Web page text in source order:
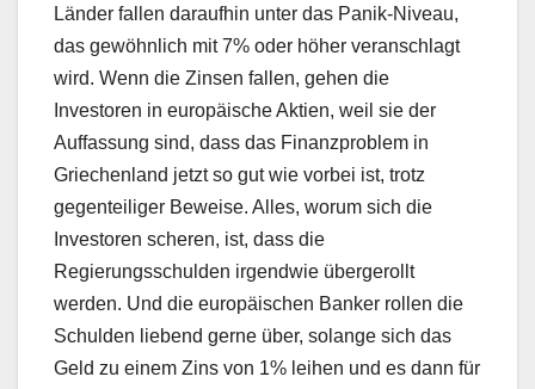
Länder fallen daraufhin unter das Panik-Niveau,
das gewöhnlich mit 7% oder höher veranschlagt
wird. Wenn die Zinsen fallen, gehen die
Investoren in europäische Aktien, weil sie der
Auffassung sind, dass das Finanzproblem in
Griechenland jetzt so gut wie vorbei ist, trotz
gegenteiliger Beweise. Alles, worum sich die
Investoren scheren, ist, dass die
Regierungsschulden irgendwie übergerollt
werden. Und die europäischen Banker rollen die
Schulden liebend gerne über, solange sich das
Geld zu einem Zins von 1% leihen und es dann für